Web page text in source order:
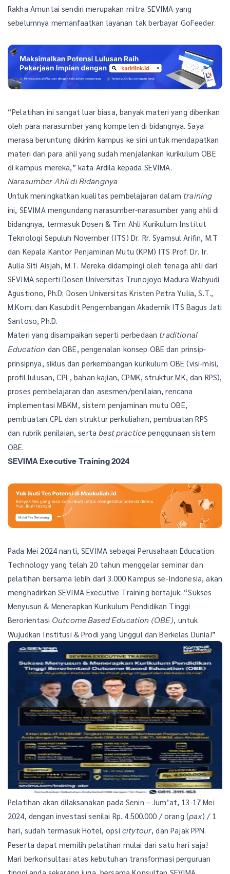
Rakha Amuntai sendiri merupakan mitra SEVIMA yang
sebelumnya memanfaatkan layanan tak berbayar GoFeeder.
“Pelatihan ini sangat luar biasa, banyak materi yang diberikan
oleh para narasumber yang kompeten di bidangnya. Saya
merasa beruntung dikirim kampus ke sini untuk mendapatkan
materi dari para ahli yang sudah menjalankan kurikulum OBE
di kampus mereka,” kata Ardila kepada SEVIMA.
Narasumber Ahli di Bidangnya
Untuk meningkatkan kualitas pembelajaran dalam training
ini, SEVIMA mengundang narasumber-narasumber yang ahli di
bidangnya, termasuk Dosen & Tim Ahli Kurikulum Institut
Teknologi Sepuluh November (ITS) Dr. Rr. Syamsul Arifin, M.T
dan Kepala Kantor Penjaminan Mutu (KPM) ITS Prof. Dr. Ir.
Aulia Siti Aisjah, M.T. Mereka didampingi oleh tenaga ahli dari
SEVIMA seperti Dosen Universitas Trunojoyo Madura Wahyudi
Agustiono, Ph.D; Dosen Universitas Kristen Petra Yulia, S.T.,
M.Kom; dan Kasubdit Pengembangan Akademik ITS Bagus Jati
Santoso, Ph.D.
Materi yang disampaikan seperti perbedaan traditional
Education dan OBE, pengenalan konsep OBE dan prinsip-
prinsipnya, siklus dan perkembangan kurikulum OBE (visi-misi,
profil lulusan, CPL, bahan kajian, CPMK, struktur MK, dan RPS),
proses pembelajaran dan asesmen/penilaian, rencana
implementasi MBKM, sistem penjaminan mutu OBE,
pembuatan CPL dan struktur perkuliahan, pembuatan RPS
dan rubrik penilaian, sertabest practice penggunaan sistem
OBE.
SEVIMA Executive Training 2024
Pada Mei 2024 nanti, SEVIMA sebagai Perusahaan Education
Technology yang telah 20 tahun menggelar seminar dan
pelatihan bersama lebih dari 3.000 Kampus se-Indonesia, akan
menghadirkan SEVIMA Executive Training bertajuk: “Sukses
Menyusun & Menerapkan Kurikulum Pendidikan Tinggi
Berorientasi Outcome Based Education (OBE), untuk
Wujudkan Institusi & Prodi yang Unggul dan Berkelas Dunia!”
Pelatihan akan dilaksanakan pada Senin – Jum’at, 13-17 Mei
2024, dengan investasi senilai Rp. 4.500.000 / orang (pax) / 1
hari, sudah termasuk Hotel, opsi citytour, dan Pajak PPN.
Peserta dapat memilih pelatihan mulai dari satu hari saja!
Mari berkonsultasi atas kebutuhan transformasi perguruan